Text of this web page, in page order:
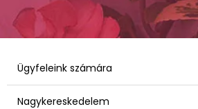
Ügyfeleink számára
Nagykereskedelem